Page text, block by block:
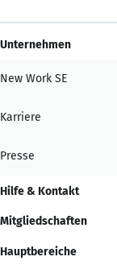
Unternehmen
New Work SE
Karriere
Presse
Hilfe & Kontakt
Mitgliedschaften
Hauptbereiche